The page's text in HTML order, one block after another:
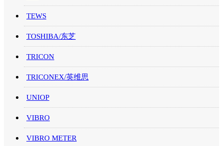
TEWS
TOSHIBA/东芝
TRICON
TRICONEX/英维思
UNIOP
VIBRO
VIBRO METER